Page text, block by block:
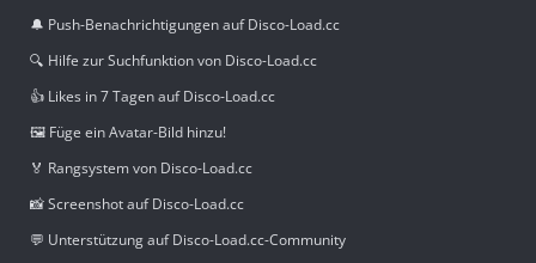
🔔 Push-Benachrichtigungen auf Disco-Load.cc
🔍 Hilfe zur Suchfunktion von Disco-Load.cc
👍 Likes in 7 Tagen auf Disco-Load.cc
🖼️ Füge ein Avatar-Bild hinzu!
🏅 Rangsystem von Disco-Load.cc
📸 Screenshot auf Disco-Load.cc
💬 Unterstützung auf Disco-Load.cc-Community